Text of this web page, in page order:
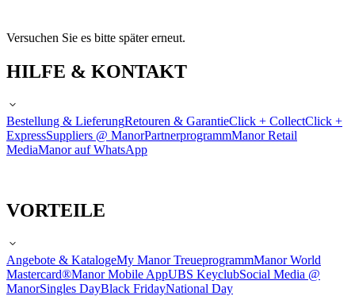
Versuchen Sie es bitte später erneut.
HILFE & KONTAKT
Bestellung & LieferungRetouren & GarantieClick + CollectClick +
ExpressSuppliers @ ManorPartnerprogrammManor Retail
MediaManor auf WhatsApp
VORTEILE
Angebote & KatalogeMy Manor TreueprogrammManor World
Mastercard®Manor Mobile AppUBS KeyclubSocial Media @
ManorSingles DayBlack FridayNational Day